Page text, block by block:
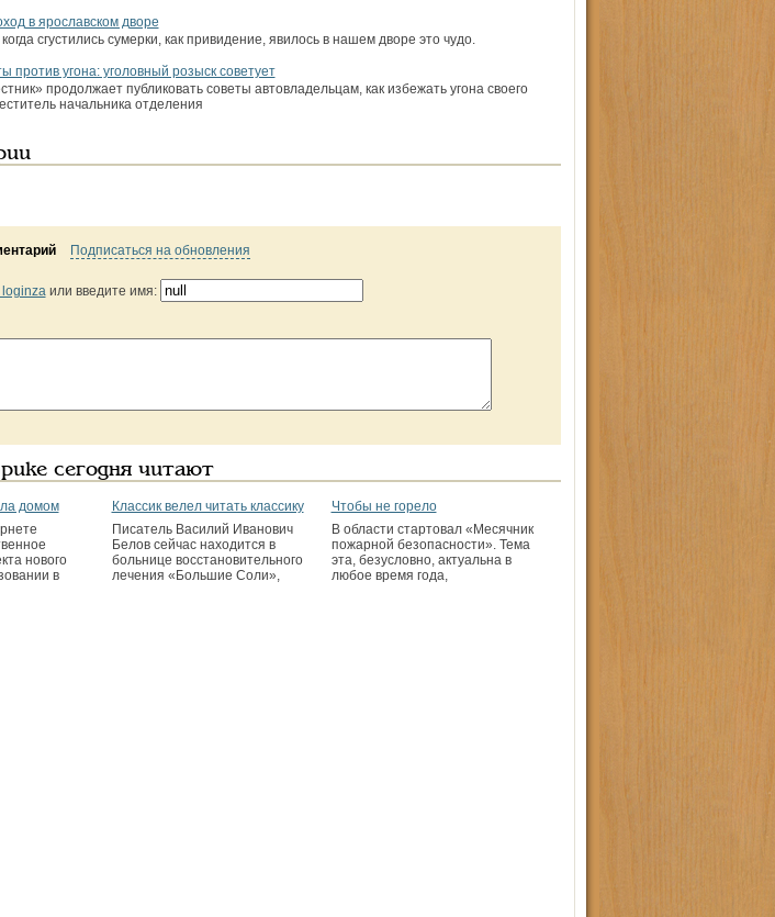
в ярославском дворе
сгустились сумерки, как привидение, явилось в нашем дворе это чудо.
против угона: уголовный розыск советует
продолжает публиковать советы автовладельцам, как избежать угона своего
начальника отделения
Подписаться на обновления
или введите имя:
сегодня читают
домом
нового
в
Классик велел читать классику
Писатель Василий Иванович
Белов сейчас находится в
больнице восстановительного
лечения «Большие Соли»,
Чтобы не горело
В области стартовал «Месячник
пожарной безопасности». Тема
эта, безусловно, актуальна в
любое время года,